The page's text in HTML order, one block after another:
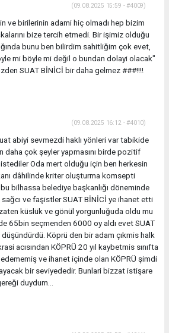
(09.08.2025 15:59 - #4009)
ve birilerinin adami hiç olmadı hep bizim
bize tercih etmedi. Bir işimiz olduğu
bunu ben bilirdim sahitliğim çok evet,
mi böyle mi değil o bundan dolayi olacak"
SUAT BİNİCİ bir daha gelmez ###!!!!
(09.08.2025 16:12 - #4010)
abiyi sevmezdi haklı yönleri var tabikide
daha çok şeyler yapmasını birde pozitif
istediler Oda mert olduğu için ben herkesin
dâhilinde kriter oluşturma komsepti
bilhassa belediye başkanlığı döneminde
ve faşistler SUAT BİNİCİ ye ihanet etti
küslük ve gönül yorgunluğuda oldu mu
65bin seçmenden 6000 oy aldı evet SUAT
Köprü den bir adam çıkmis halk
acısından KÖPRÜ 20 yıl kaybetmis sınıfta
ve ihanet içinde olan KÖPRÜ şimdi
bir seviyededir. Bunlari bizzat istişare
duydum...